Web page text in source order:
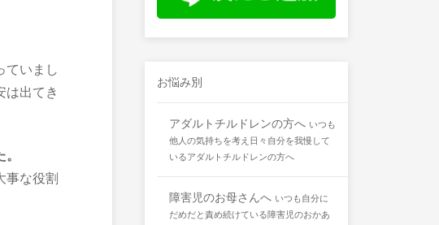
ていまし
は出てき
事な役割
お悩み別
アダルトチルドレンの方へ いつも
他人の気持ちを考え日々自分を我慢して
いるアダルトチルドレンの方へ
障害児のお母さんへ いつも自分に
だめだと責め続けている障害児のおかあ